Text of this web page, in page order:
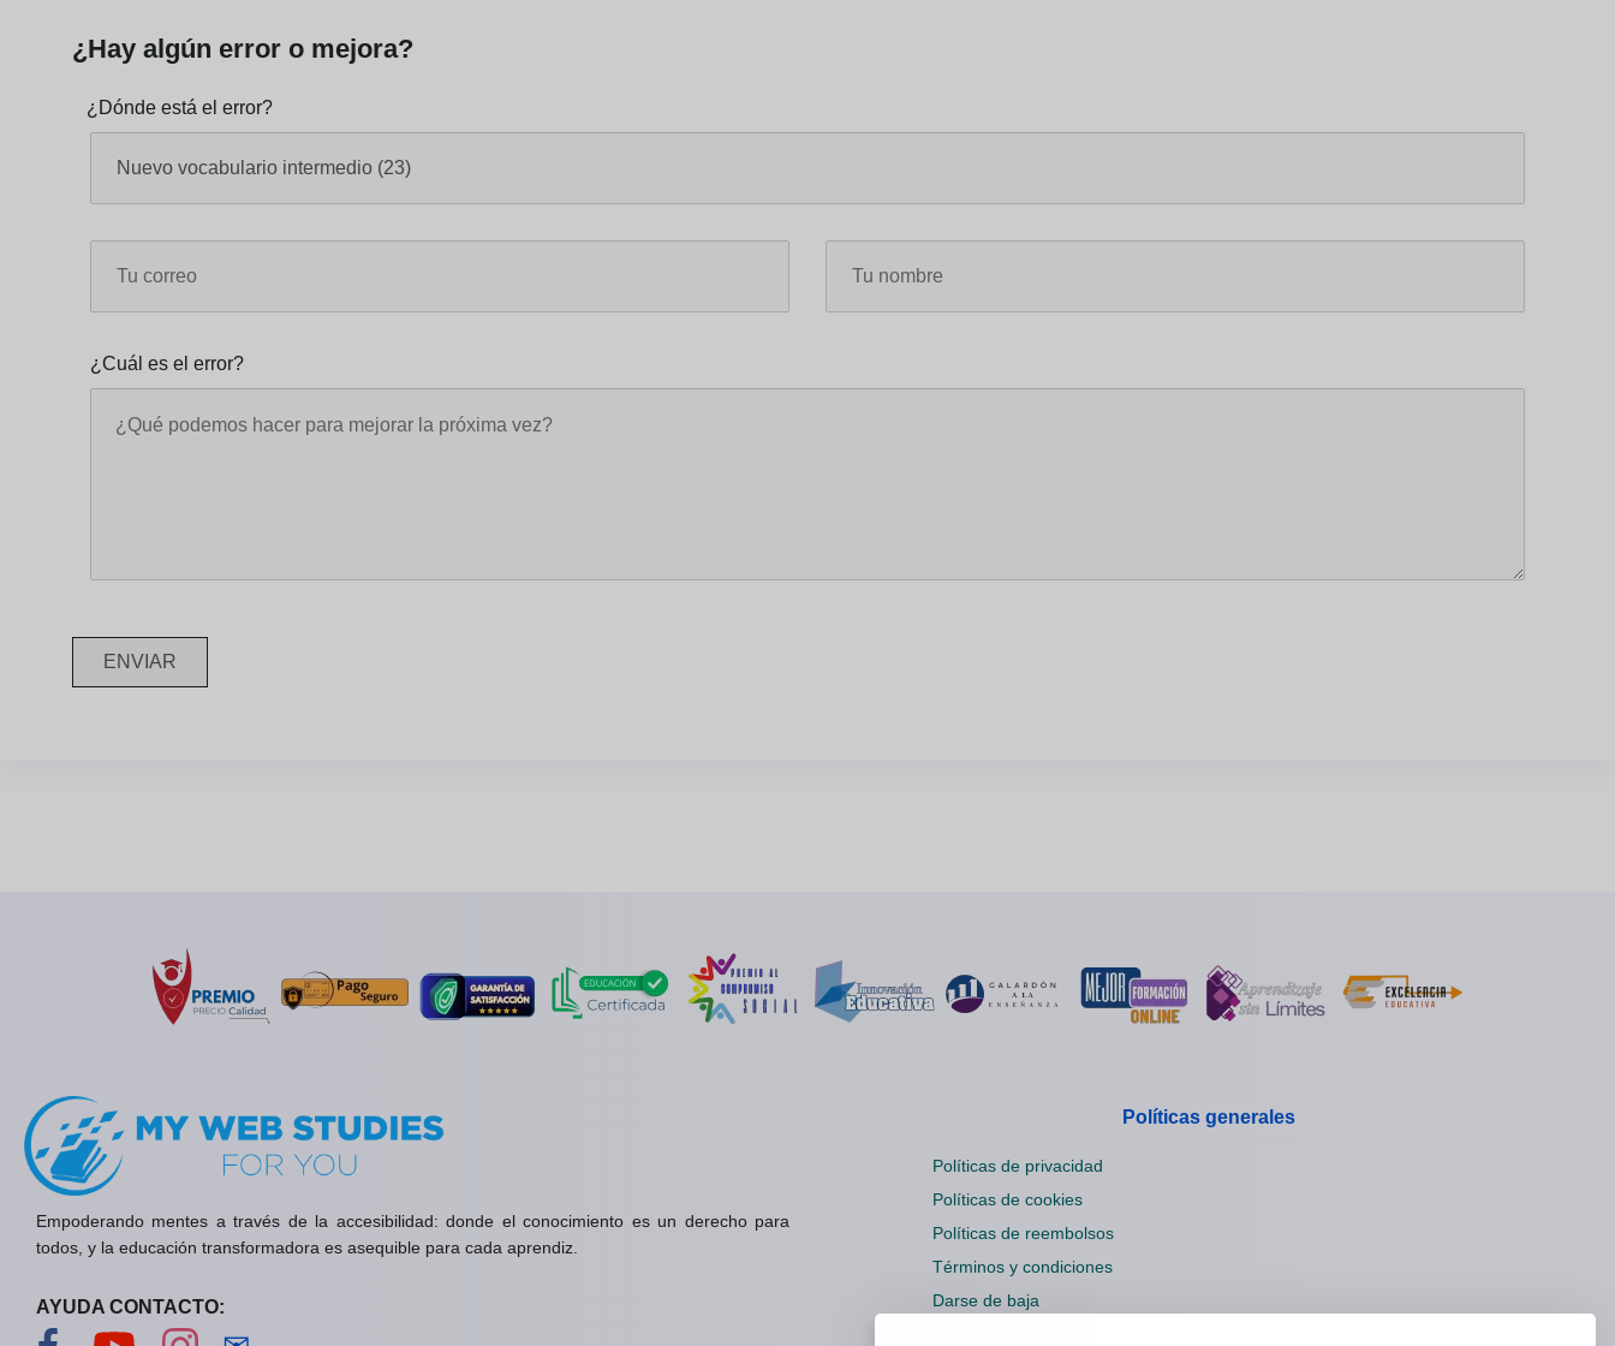
¿Hay algún error o mejora?
¿Dónde está el error?
¿Cuál es el error?
ENVIAR
Empoderando mentes a través de la accesibilidad: donde el conocimiento es un derecho para
todos, y la educación transformadora es asequible para cada aprendiz.
AYUDA CONTACTO:
Visítanos en Facebook
Visítanos en YouTube
Visítanos en Instagram
Políticas generales
Políticas de privacidad
Políticas de cookies
Políticas de reembolsos
Términos y condiciones
Darse de baja